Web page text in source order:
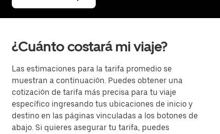
¿Cuánto costará mi viaje?
Las estimaciones para la tarifa promedio se
muestran a continuación. Puedes obtener una
cotización de tarifa más precisa para tu viaje
específico ingresando tus ubicaciones de inicio y
destino en las páginas vinculadas a los botones de
abajo. Si quieres asegurar tu tarifa, puedes